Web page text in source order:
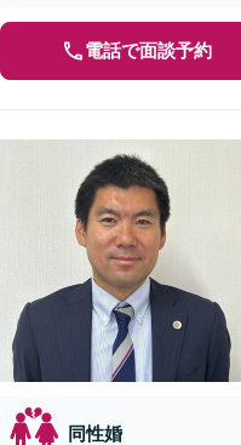
電話で面談予約
同性婚